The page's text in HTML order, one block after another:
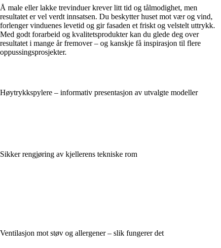
Å male eller lakke trevinduer krever litt tid og tålmodighet, men
resultatet er vel verdt innsatsen. Du beskytter huset mot vær og vind,
forlenger vinduenes levetid og gir fasaden et friskt og velstelt uttrykk.
Med godt forarbeid og kvalitetsprodukter kan du glede deg over
resultatet i mange år fremover – og kanskje få inspirasjon til flere
oppussingsprosjekter.
Høytrykkspylere – informativ presentasjon av utvalgte modeller
Sikker rengjøring av kjellerens tekniske rom
Ventilasjon mot støv og allergener – slik fungerer det